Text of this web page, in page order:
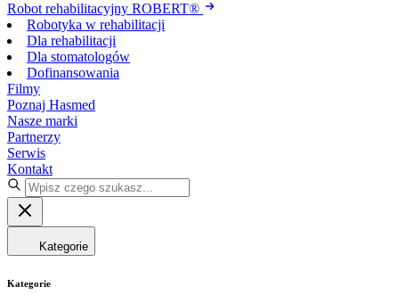
Robot rehabilitacyjny ROBERT®
Robotyka w rehabilitacji
Dla rehabilitacji
Dla stomatologów
Dofinansowania
Filmy
Poznaj Hasmed
Nasze marki
Partnerzy
Serwis
Kontakt
Kategorie
Kategorie